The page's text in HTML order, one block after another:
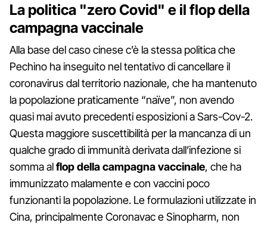
La politica "zero Covid" e il flop della
campagna vaccinale
Alla base del caso cinese c’è la stessa politica che
Pechino ha inseguito nel tentativo di cancellare il
coronavirus dal territorio nazionale, che ha mantenuto
la popolazione praticamente “naïve”, non avendo
quasi mai avuto precedenti esposizioni a Sars-Cov-2.
Questa maggiore suscettibilità per la mancanza di un
qualche grado di immunità derivata dall’infezione si
somma alflop della campagna vaccinale, che ha
immunizzato malamente e con vaccini poco
funzionanti la popolazione. Le formulazioni utilizzate in
Cina, principalmente Coronavac e Sinopharm, non